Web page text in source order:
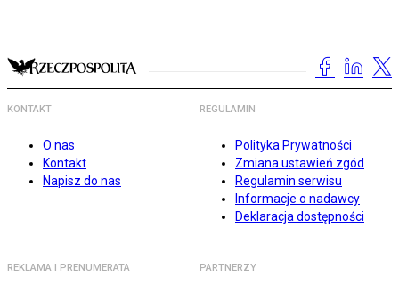
KONTAKT
O nas
Kontakt
Napisz do nas
REGULAMIN
Polityka Prywatności
Zmiana ustawień zgód
Regulamin serwisu
Informacje o nadawcy
Deklaracja dostępności
REKLAMA I PRENUMERATA PARTNERZY